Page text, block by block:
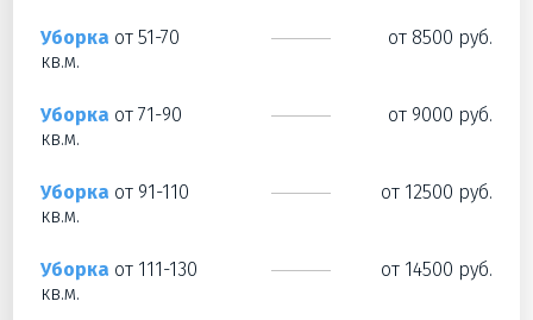
Уборка от 51-70
кв.м.
от 8500 руб.
Уборка от 71-90
кв.м.
от 9000 руб.
Уборка от 91-110
кв.м.
от 12500 руб.
Уборка от 111-130
кв.м.
от 14500 руб.